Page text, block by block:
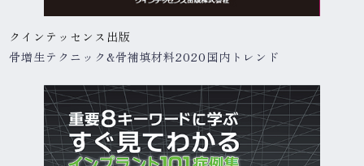
クインテッセンス出版
骨増生テクニック&骨補填材料2020国内トレンド